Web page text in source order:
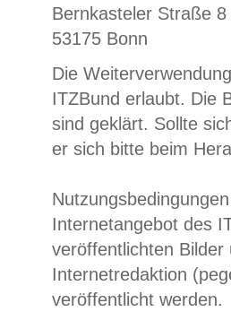
Bernkasteler Straße 8
53175 Bonn
Die
ITZBund erlaubt. Die
sind geklärt. Sollte
er sich bitte beim
Internetangebot des
veröffentlichten
Internetredaktion
veröffentlicht werden.